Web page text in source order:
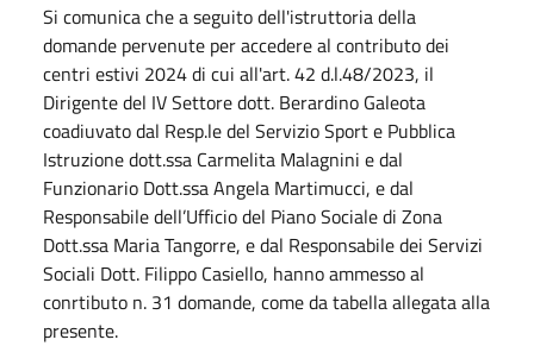
Si comunica che a seguito dell'istruttoria della
domande pervenute per accedere al contributo dei
centri estivi 2024 di cui all'art. 42 d.l.48/2023, il
Dirigente del IV Settore dott. Berardino Galeota
coadiuvato dal Resp.le del Servizio Sport e Pubblica
Istruzione dott.ssa Carmelita Malagnini e dal
Funzionario Dott.ssa Angela Martimucci, e dal
Responsabile dell’Ufficio del Piano Sociale di Zona
Dott.ssa Maria Tangorre, e dal Responsabile dei Servizi
Sociali Dott. Filippo Casiello, hanno ammesso al
conrtibuto n. 31 domande, come da tabella allegata alla
presente.